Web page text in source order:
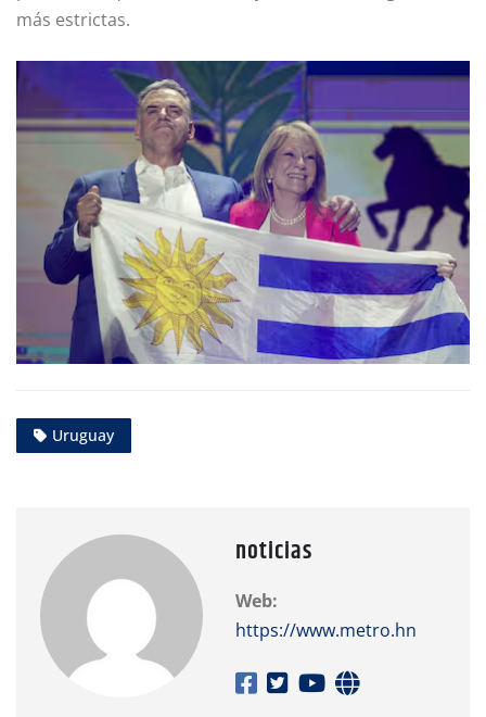
más estrictas.
Uruguay
noticias
Web:
https://www.metro.hn